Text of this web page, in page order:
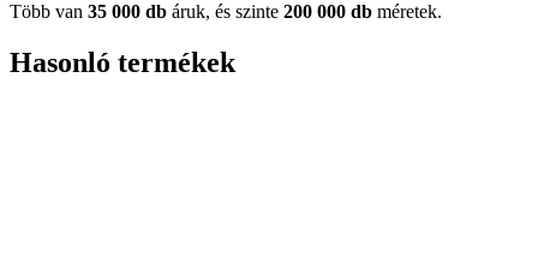
Több van 35 000 db áruk, és szinte 200 000 db méretek.
Hasonló termékek